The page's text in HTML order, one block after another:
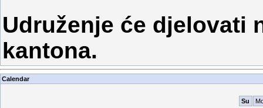
Udruženje će djelovati
kantona.
Calendar
Su